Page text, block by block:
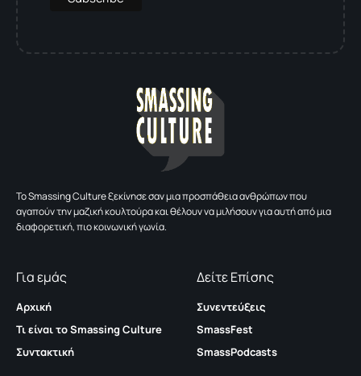
To Smassing Culture ξεκίνησε σαν μια προσπάθεια ανθρώπων που
αγαπούν την μαζική κουλτούρα και θέλουν να μιλήσουν για αυτή από μια
διαφορετική, πιο κοινωνική γωνία.
Για εμάς
Αρχική
Τι είναι το Smassing Culture
Συντακτική
Δείτε Επίσης
Συνεντεύξεις
SmassFest
SmassPodcasts